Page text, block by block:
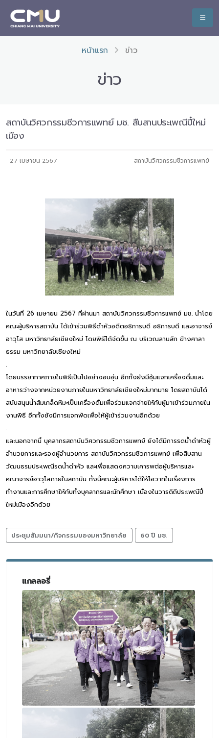
หน้าแรก ข่าว
ข่าว
สถาบันวิศวกรรมชีวการแพทย์ มช. สืบสานประเพณีปี๋ใหม่
เมือง
27 เมษายน 2567 สถาบันวิศวกรรมชีวการแพทย์
ในวันที่ 26 เมษายน 2567 ที่ผ่านมา สถาบันวิศวกรรมชีวการแพทย์ มช. นำโดย
คณะผู้บริหารสถาบัน ได้เข้าร่วมพิธีดำหัวอดีตอธิการบดี อธิการบดี และอาจารย์
อาวุโส มหาวิทยาลัยเชียงใหม่ โดยพิธีได้จัดขึ้น ณ บริเวณลานสัก ข้างศาลา
ธรรม มหาวิทยาลัยเชียงใหม่
.
โดยบรรยากาศภายในพิธีเป็นไปอย่างอบอุ่น อีกทั้งยังมีซุ้มแจกเครื่องดื่มและ
อาหารว่างจากหน่วยงานภายในมหาวิทยาลัยเชียงใหม่มากมาย โดยสถาบันได้
สนับสนุนน้ำส้มเกล็ดหิมะเป็นเครื่องดื่มเพื่อร่วมแจกจ่ายให้กับผู้มาเข้าร่วมภายใน
งานพิธี อีกทั้งยังมีการแจกพัดเพื่อให้ผู้เข้าร่วมงานอีกด้วย
.
และนอกจากนี้ บุคลากรสถาบันวิศวกรรมชีวการแพทย์ ยังได้มีการรดน้ำดำหัวผู้
อำนวยการและรองผู้อำนวยการ สถาบันวิศวกรรมชีวการแพทย์ เพื่อสืบสาน
วัฒนธรมประเพณีรดน้ำดำหัว และเพื่อแสดงความเคารพต่อผู้บริหารและ
คณาจารย์อาวุโสภายในสถาบัน ทั้งนี้คณะผู้บริหารได้ให้โอวาทในเรื่องการ
ทำงานและการศึกษาให้กับทั้งบุคลากรและนักศึกษา เนื่องในวารดิถีประเพณีปี๋
ใหม่เมืองอีกด้วย
ประชุมสัมมนา/กิจกรรมของมหาวิทยาลัย 60 ปี มช.
แกลลอรี่